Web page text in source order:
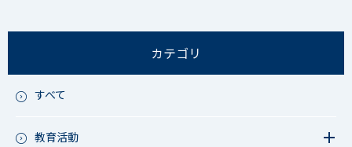
カテゴリ
すべて
教育活動